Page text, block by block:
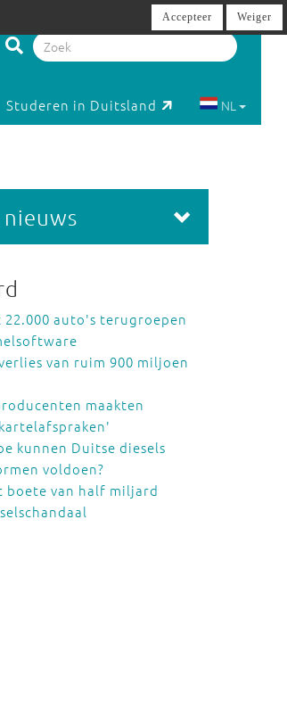
Studeren in Duitsland NL
22.000 auto's terugroepen
van ruim 900 miljoen
maakten
kunnen Duitse diesels
voldoen?
boete van half miljard
Accepteer Weiger